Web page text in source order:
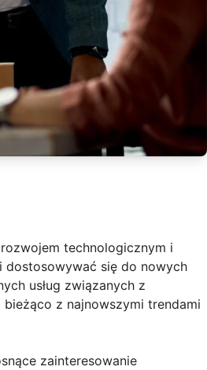
technologicznym i
dostosowywać się do nowych
usług związanych z
z najnowszymi trendami
zainteresowanie